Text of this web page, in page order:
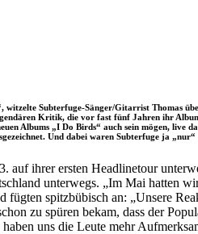
Subterfuge-Sänger/Gitarrist Thomas
Kritik, die vor fast fünf Jahren ihr
Albums „I Do Birds“ auch sein mögen,
Und dabei waren Subterfuge ja
auf ihrer ersten Headlinetour
unterwegs. „Im Mai hatten
spitzbübisch an: „Unsere
zu spüren bekam, dass der
uns die Leute mehr